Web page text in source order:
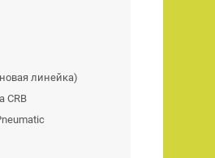
линейка)
CRB